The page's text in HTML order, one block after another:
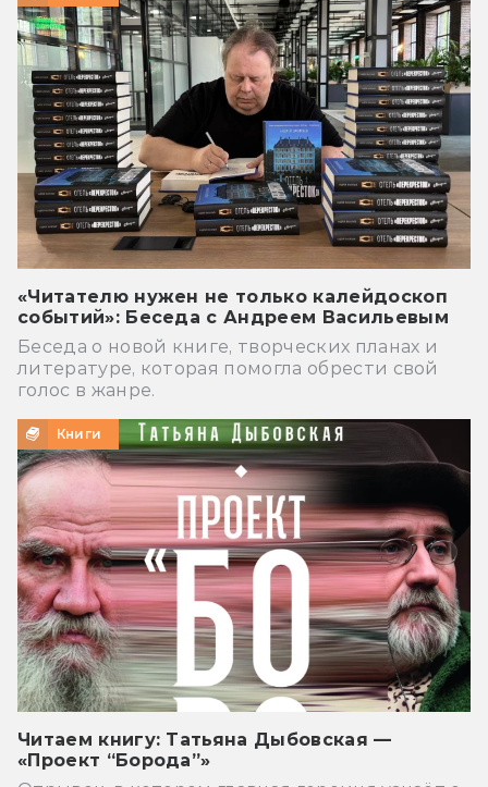
«Читателю нужен не только калейдоскоп
событий»: Беседа с Андреем Васильевым
Беседа о новой книге, творческих планах и
литературе, которая помогла обрести свой
голос в жанре.
Книги
Читаем книгу: Татьяна Дыбовская —
«Проект “Борода”»